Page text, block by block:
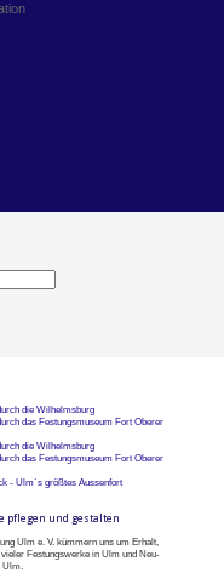
die Wilhelmsburg
das Festungsmuseum Fort Oberer
die Wilhelmsburg
das Festungsmuseum Fort Oberer
- Ulm`s größtes Aussenfort
pflegen und gestalten
Ulm e. V. kümmern uns um Erhalt,
Festungswerke in Ulm und Neu-
Ulm.